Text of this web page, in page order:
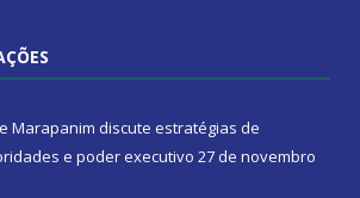
Marapanim discute estratégias de
e poder executivo 27 de novembro